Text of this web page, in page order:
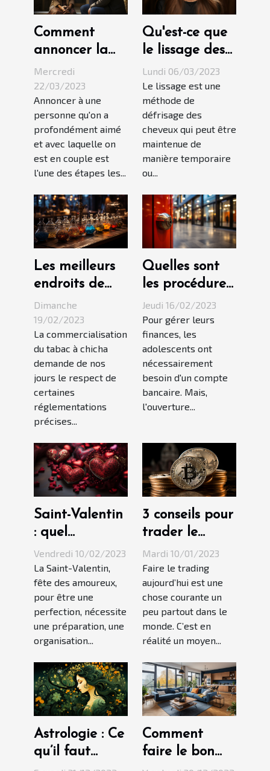
Comment
annoncer la
rupture à son
partenaire ?
Mercredi
22/03/2023
Annoncer à une
personne qu'on a
profondément aimé
et avec laquelle on
est en couple est
l'une des étapes les...
Qu'est-ce que
le lissage des
cheveux ?
Lundi 06/03/2023
Le lissage est une
méthode de
défrisage des
cheveux qui peut être
maintenue de
manière temporaire
ou...
Les meilleurs
endroits de
vente du
tabac à chicha
Dimanche
19/02/2023
La commercialisation
du tabac à chicha
demande de nos
jours le respect de
certaines
réglementations
précises...
Quelles sont
les procédures
pour ouvrir un
compte
bancaire pour
ado ?
Jeudi 16/02/2023
Pour gérer leurs
finances, les
adolescents ont
nécessairement
besoin d'un compte
bancaire. Mais,
l'ouverture...
Saint-Valentin
: quel
déguisement
choisir et
comment bien
le fêter ?
Vendredi 10/02/2023
La Saint-Valentin,
fête des amoureux,
pour être une
perfection, nécessite
une préparation, une
organisation...
3 conseils pour
trader le
bitcoin euro ?
Mardi 10/01/2023
Faire le trading
aujourd’hui est une
chose courante un
peu partout dans le
monde. C’est en
réalité un moyen...
Astrologie : Ce
qu’il faut
Comment
faire le bon